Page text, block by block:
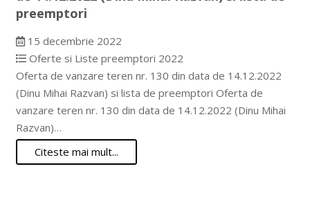
preemptori
15 decembrie 2022
Oferte si Liste preemptori 2022
Oferta de vanzare teren nr. 130 din data de 14.12.2022
(Dinu Mihai Razvan) si lista de preemptori Oferta de
vanzare teren nr. 130 din data de 14.12.2022 (Dinu Mihai
Razvan)…
Citeste mai mult...